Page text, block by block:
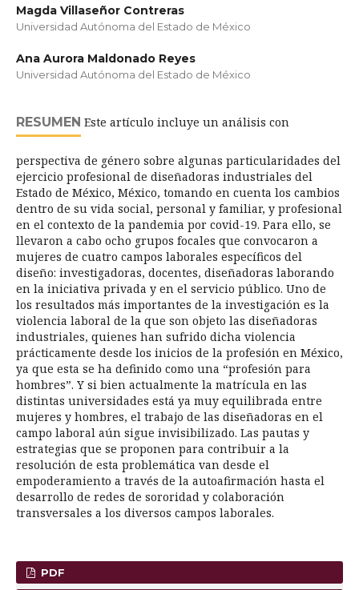
Magda Villaseñor Contreras
Universidad Autónoma del Estado de México
Ana Aurora Maldonado Reyes
Universidad Autónoma del Estado de México
RESUMEN Este artículo incluye un análisis con
perspectiva de género sobre algunas particularidades del
ejercicio profesional de diseñadoras industriales del
Estado de México, México, tomando en cuenta los cambios
dentro de su vida social, personal y familiar, y profesional
en el contexto de la pandemia por covid-19. Para ello, se
llevaron a cabo ocho grupos focales que convocaron a
mujeres de cuatro campos laborales específicos del
diseño: investigadoras, docentes, diseñadoras laborando
en la iniciativa privada y en el servicio público. Uno de
los resultados más importantes de la investigación es la
violencia laboral de la que son objeto las diseñadoras
industriales, quienes han sufrido dicha violencia
prácticamente desde los inicios de la profesión en México,
ya que esta se ha definido como una “profesión para
hombres”. Y si bien actualmente la matrícula en las
distintas universidades está ya muy equilibrada entre
mujeres y hombres, el trabajo de las diseñadoras en el
campo laboral aún sigue invisibilizado. Las pautas y
estrategias que se proponen para contribuir a la
resolución de esta problemática van desde el
empoderamiento a través de la autoafirmación hasta el
desarrollo de redes de sororidad y colaboración
transversales a los diversos campos laborales.
PDF